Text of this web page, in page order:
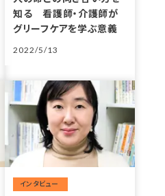
知る 看護師・介護師が
グリーフケアを学ぶ意義
2022/5/13
投稿